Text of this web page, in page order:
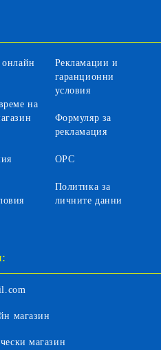
на
Рекламации и
гаранционни
условия
Формуляр за
рекламация
ОРС
Политика за
личните данни
магазин
магазин